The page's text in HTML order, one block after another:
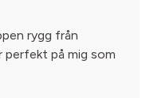
rygg från
perfekt på mig som